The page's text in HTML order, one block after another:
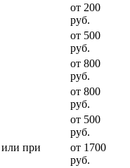
от 200
руб.
от 500
руб.
от 800
руб.
от 800
руб.
от 500
руб.
при
от 1700
руб.